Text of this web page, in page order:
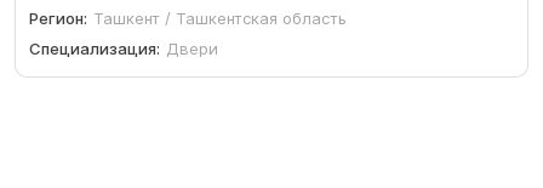
Регион: Ташкент / Ташкентская область
Специализация: Двери